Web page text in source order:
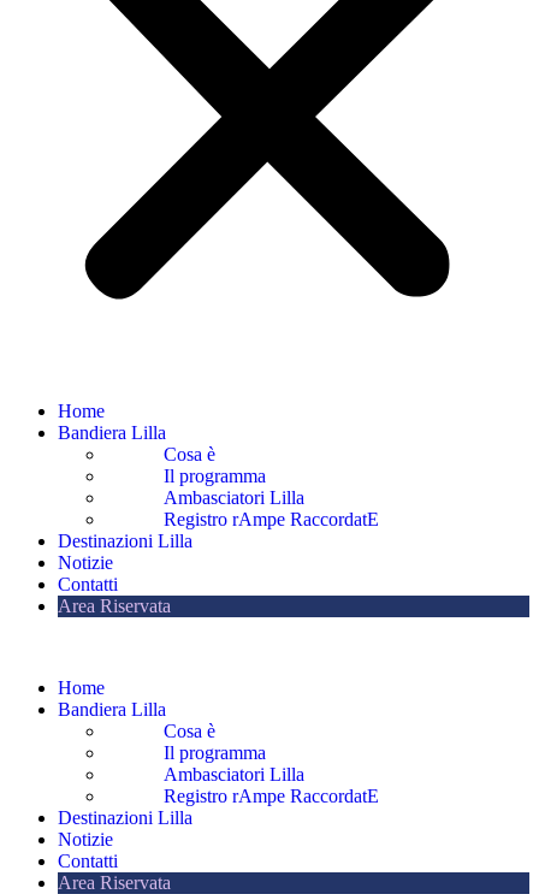
Home
Bandiera Lilla
Cosa è
Il programma
Ambasciatori Lilla
Registro rAmpe RaccordatE
Destinazioni Lilla
Notizie
Contatti
Area Riservata
Home
Bandiera Lilla
Cosa è
Il programma
Ambasciatori Lilla
Registro rAmpe RaccordatE
Destinazioni Lilla
Notizie
Contatti
Area Riservata